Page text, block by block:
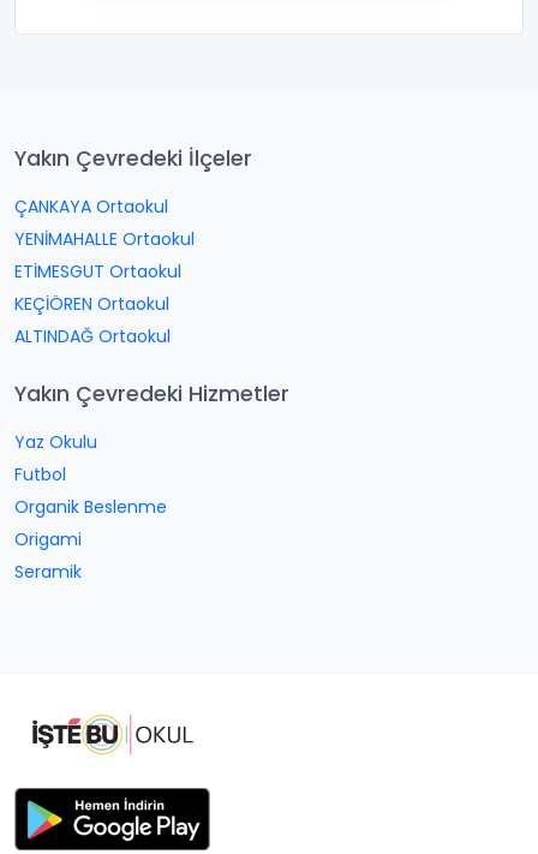
Yakın Çevredeki İlçeler
ÇANKAYA Ortaokul
YENİMAHALLE Ortaokul
ETİMESGUT Ortaokul
KEÇİÖREN Ortaokul
ALTINDAĞ Ortaokul
Yakın Çevredeki Hizmetler
Yaz Okulu
Futbol
Organik Beslenme
Origami
Seramik